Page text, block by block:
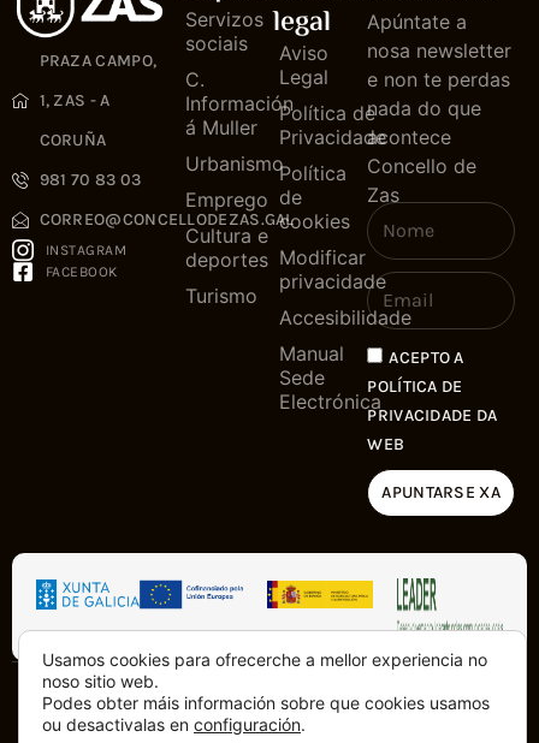
PRAZA CAMPO,
1, ZAS - A
CORUÑA
981 70 83 03
CORREO@CONCELLODEZAS.GAL
INSTAGRAM
FACEBOOK
Servizos
sociais
C.
Información
á Muller
Urbanismo
Emprego
Cultura e
deportes
Turismo
legal
Aviso
Legal
Política de
Privacidade
Política
de
cookies
Modificar
privacidade
Accesibilidade
Manual
Sede
Electrónica
Apúntate a
nosa newsletter
e non te perdas
nada do que
acontece
Concello de
Zas
ACEPTO A
POLÍTICA DE
PRIVACIDADE DA
WEB
APUNTARSE XA
Copyright © 2025. Tódolos dereitos
reservados
Feito con
dende a Costa da
Morte
Usamos cookies para ofrecerche a mellor experiencia no
noso sitio web.
Podes obter máis información sobre que cookies usamos
ou desactivalas en configuración.